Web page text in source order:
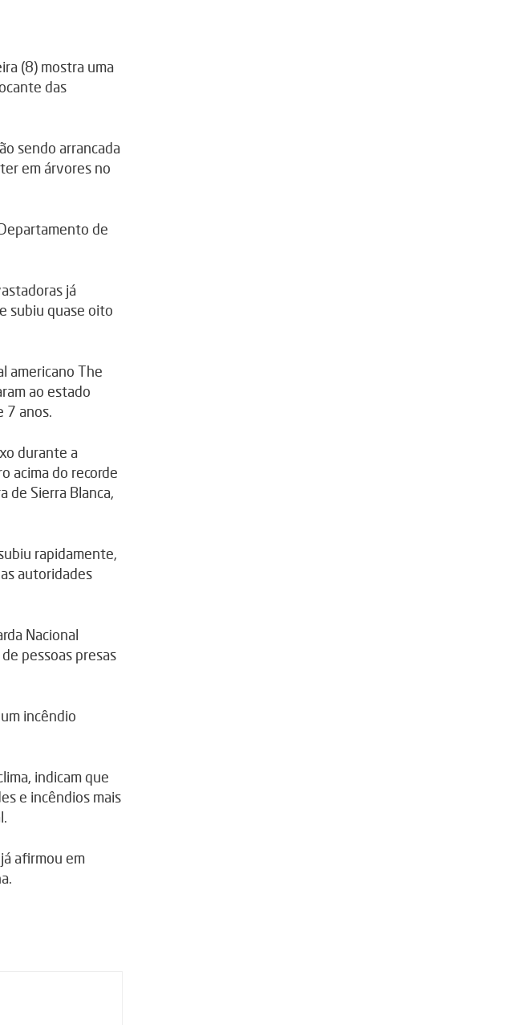
(8) mostra uma
das
sendo arrancada
em árvores no
de
já
subiu quase oito
americano The
ao estado
7 anos.
durante a
acima do recorde
de Sierra Blanca,
rapidamente,
autoridades
Nacional
pessoas presas
incêndio
indicam que
e incêndios mais
afirmou em